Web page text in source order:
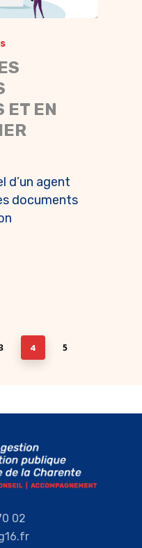
ET EN
d’un agent
documents
4 5
02